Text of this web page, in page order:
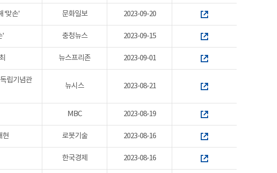
맞손’ 문화일보 2023-09-20
충청뉴스 2023-09-15
뉴스프리존 2023-09-01
립기념관
뉴시스 2023-08-21
MBC 2023-08-19
현 로봇기술 2023-08-16
한국경제 2023-08-16